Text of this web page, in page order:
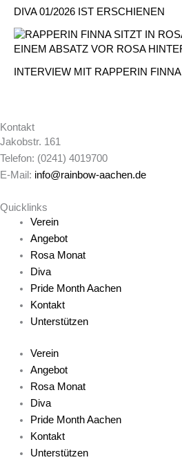
DIVA 01/2026 IST ERSCHIENEN
INTERVIEW MIT RAPPERIN FINNA
Kontakt
Jakobstr. 161
Telefon: (0241) 4019700
E-Mail: info@rainbow-aachen.de
Quicklinks
Verein
Angebot
Rosa Monat
Diva
Pride Month Aachen
Kontakt
Unterstützen
Verein
Angebot
Rosa Monat
Diva
Pride Month Aachen
Kontakt
Unterstützen